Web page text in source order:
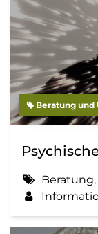
Beratung
Beratung,